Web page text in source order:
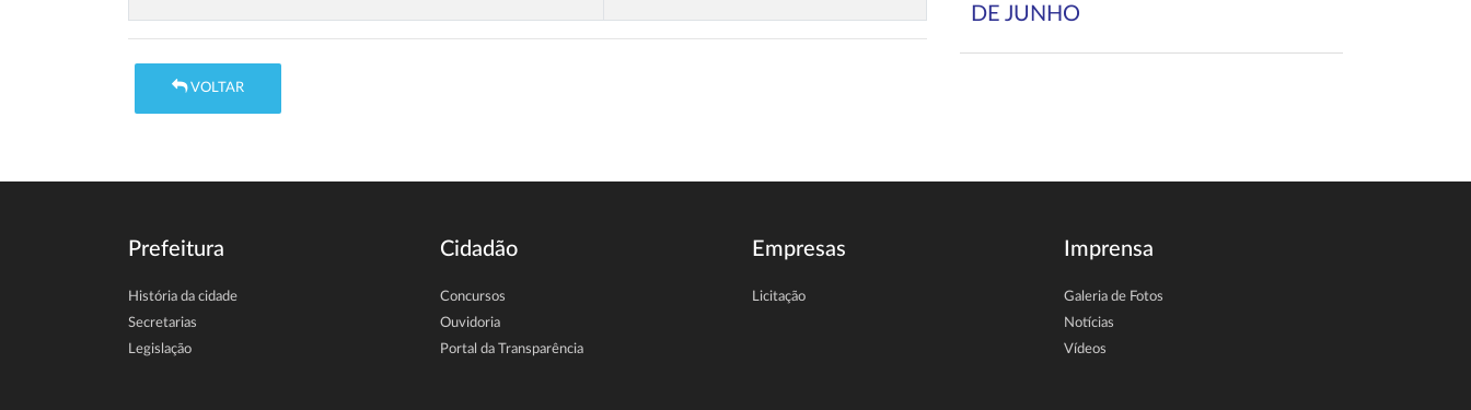
VOLTAR
DE JUNHO
Prefeitura
História da cidade
Secretarias
Legislação
Cidadão
Concursos
Ouvidoria
Portal da Transparência
Empresas
Licitação
Imprensa
Galeria de Fotos
Notícias
Vídeos